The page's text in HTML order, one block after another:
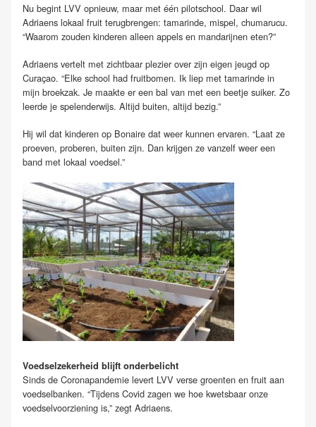
Nu begint LVV opnieuw, maar met één pilotschool. Daar wil
Adriaens lokaal fruit terugbrengen: tamarinde, mispel, chumarucu.
“Waarom zouden kinderen alleen appels en mandarijnen eten?”
Adriaens vertelt met zichtbaar plezier over zijn eigen jeugd op
Curaçao. “Elke school had fruitbomen. Ik liep met tamarinde in
mijn broekzak. Je maakte er een bal van met een beetje suiker. Zo
leerde je spelenderwijs. Altijd buiten, altijd bezig.”
Hij wil dat kinderen op Bonaire dat weer kunnen ervaren. “Laat ze
proeven, proberen, buiten zijn. Dan krijgen ze vanzelf weer een
band met lokaal voedsel.”
Voedselzekerheid blijft onderbelicht
Sinds de Coronapandemie levert LVV verse groenten en fruit aan
voedselbanken. “Tijdens Covid zagen we hoe kwetsbaar onze
voedselvoorziening is,” zegt Adriaens.